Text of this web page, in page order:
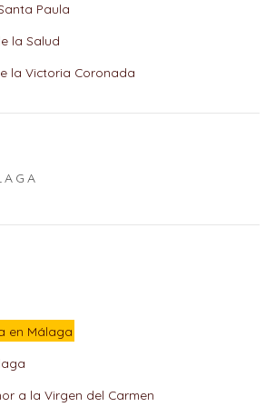
Paula
la Salud
la Victoria Coronada
en Málaga
a la Virgen del Carmen